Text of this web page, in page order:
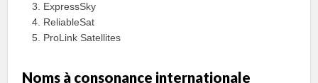
ExpressSky
ReliableSat
ProLink Satellites
Noms à consonance internationale